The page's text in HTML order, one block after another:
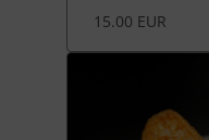
15.00 EUR